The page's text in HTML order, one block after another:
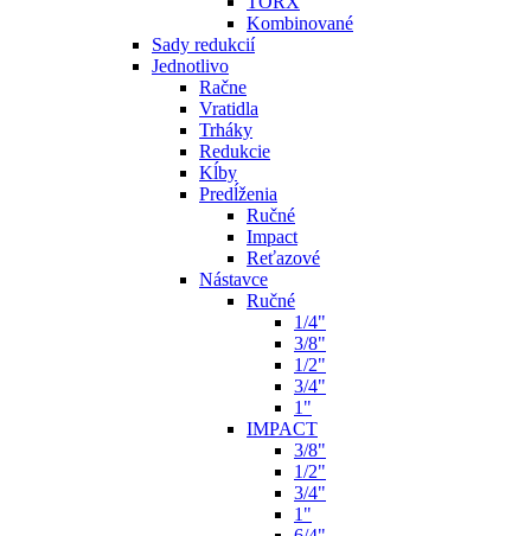
Kombinované
Sady redukcií
Jednotlivo
Račne
Vratidla
Trháky
Redukcie
Kĺby
Predĺženia
Ručné
Impact
Reťazové
Nástavce
Ručné
1/4"
3/8"
1/2"
3/4"
1"
IMPACT
3/8"
1/2"
3/4"
1"